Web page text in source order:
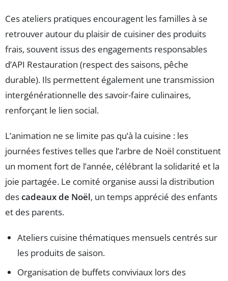
Ces ateliers pratiques encouragent les familles à se
retrouver autour du plaisir de cuisiner des produits
frais, souvent issus des engagements responsables
d’API Restauration (respect des saisons, pêche
durable). Ils permettent également une transmission
intergénérationnelle des savoir-faire culinaires,
renforçant le lien social.
L’animation ne se limite pas qu’à la cuisine : les
journées festives telles que l’arbre de Noël constituent
un moment fort de l’année, célébrant la solidarité et la
joie partagée. Le comité organise aussi la distribution
descadeaux de Noël, un temps apprécié des enfants
et des parents.
Ateliers cuisine thématiques mensuels centrés sur
les produits de saison.
Organisation de buffets conviviaux lors des